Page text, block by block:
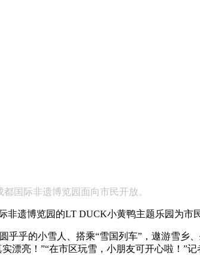
都国际非遗博览园面向市民开放。
遗博览园的LT DUCK小黄鸭主题乐园为市
乎的小雪人、搭乘“雪国列车”，遨游雪乡
亮！”“在市区玩雪，小朋友可开心啦！”